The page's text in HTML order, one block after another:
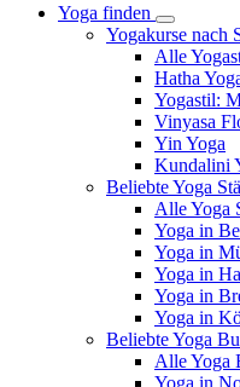
Yoga finden
Yogakurse nach
Alle
Hatha
Yogastil:
Vinyasa
Yin Yoga
Kundalini
Beliebte Yoga
Alle Yoga
Yoga in
Yoga in
Yoga in
Yoga in
Yoga in
Beliebte Yoga
Alle Yoga
Yoga in